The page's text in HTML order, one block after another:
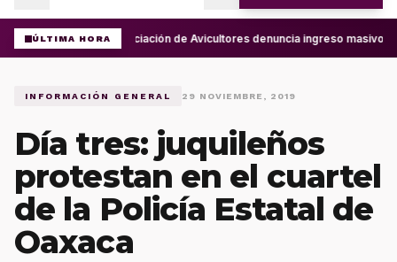
ÚLTIMA HORAAsociación de Avicultores denuncia ingreso masivo
INFORMACIÓN GENERAL 29 NOVIEMBRE, 2019
Día tres: juquileños
protestan en el cuartel
de la Policía Estatal de
Oaxaca